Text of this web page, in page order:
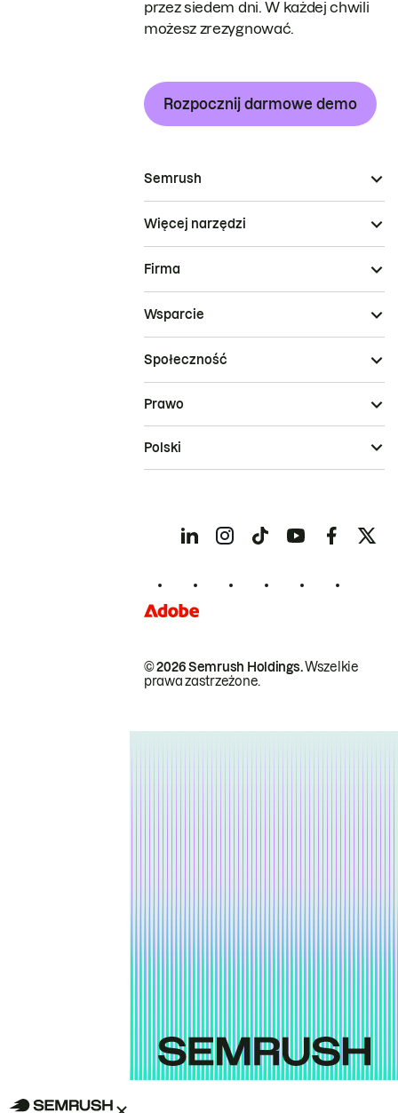
przez siedem dni. W każdej chwili
możesz zrezygnować.
Rozpocznij darmowe demo
Semrush
Więcej narzędzi
Firma
Wsparcie
Społeczność
© 2026 Semrush Holdings.Wszelkie
prawa zastrzeżone.
Prawo
Polski